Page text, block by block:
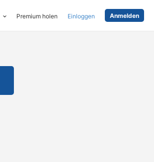
Premium holen Einloggen Anmelden